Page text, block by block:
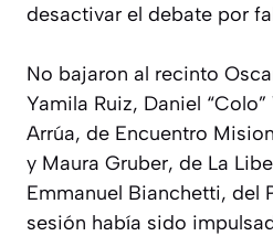
desactivar el debate por
No bajaron al recinto
Yamila Ruiz, Daniel
Arrúa, de Encuentro
y Maura Gruber, de La
Emmanuel Bianchetti, del
sesión había sido